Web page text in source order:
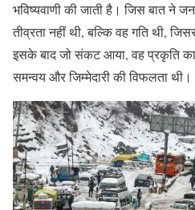
भविष्यवाणी की जाती है। जिस बात ने
तीव्रता नहीं थी, बल्कि वह गति थी,
इसके बाद जो संकट आया, वह प्रकृति का
समन्वय और जिम्मेदारी की विफलता थी।